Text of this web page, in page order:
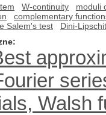
W-continuity
moduli
complementary
Salem's test
Dini-
Walsh